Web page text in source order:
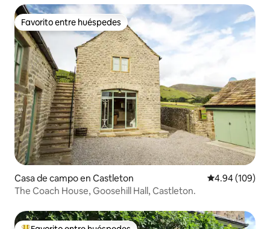
Favorito entre huéspedes
Favorito entre huéspedes
Casa de campo en Castleton Calificación
4.94 (109)
The Coach House, Goosehill Hall, Castleton.